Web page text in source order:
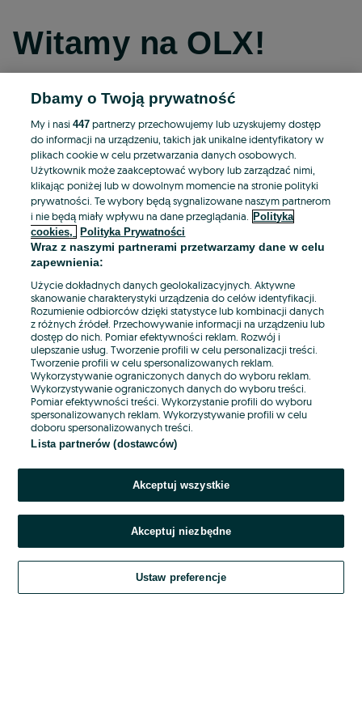
Witamy na OLX!
Kontynuuj przez Facebooka
Kontynuuj przez konto Apple
Kontynuuj przez konto Google
LUB
E-mail
Hasło
Nie pamiętasz hasła?
Zaloguj się
Kontynuując za pośrednictwem jednego z dostawców wskazanych powyżej,
Regulamin serwisu OLX.pl w jego aktualnym brzmieniu.
Dbamy o Twoją prywatność
My i nasi447 partnerzy przechowujemy lub uzyskujemy dostęp
do informacji na urządzeniu, takich jak unikalne identyfikatory w
plikach cookie w celu przetwarzania danych osobowych.
Użytkownik może zaakceptować wybory lub zarządzać nimi,
klikając poniżej lub w dowolnym momencie na stronie polityki
prywatności. Te wybory będą sygnalizowane naszym partnerom
i nie będą miały wpływu na dane przeglądania.
Polityka
cookies,
Polityka Prywatności
Wraz z naszymi partnerami przetwarzamy dane w celu
zapewnienia:
Użycie dokładnych danych geolokalizacyjnych. Aktywne
skanowanie charakterystyki urządzenia do celów identyfikacji.
Rozumienie odbiorców dzięki statystyce lub kombinacji danych
z różnych źródeł. Przechowywanie informacji na urządzeniu lub
dostęp do nich. Pomiar efektywności reklam. Rozwój i
ulepszanie usług. Tworzenie profili w celu personalizacji treści.
Tworzenie profili w celu spersonalizowanych reklam.
Wykorzystywanie ograniczonych danych do wyboru reklam.
Wykorzystywanie ograniczonych danych do wyboru treści.
Pomiar efektywności treści. Wykorzystanie profili do wyboru
spersonalizowanych reklam. Wykorzystywanie profili w celu
doboru spersonalizowanych treści.
Lista partnerów (dostawców)
Akceptuj wszystkie
Akceptuj niezbędne
Ustaw preferencje